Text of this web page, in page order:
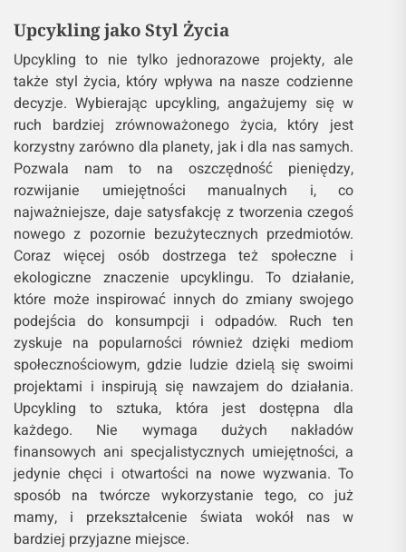
Upcykling jako Styl Życia
Upcykling to nie tylko jednorazowe projekty, ale
także styl życia, który wpływa na nasze codzienne
decyzje. Wybierając upcykling, angażujemy się w
ruch bardziej zrównoważonego życia, który jest
korzystny zarówno dla planety, jak i dla nas samych.
Pozwala nam to na oszczędność pieniędzy,
rozwijanie umiejętności manualnych i, co
najważniejsze, daje satysfakcję z tworzenia czegoś
nowego z pozornie bezużytecznych przedmiotów.
Coraz więcej osób dostrzega też społeczne i
ekologiczne znaczenie upcyklingu. To działanie,
które może inspirować innych do zmiany swojego
podejścia do konsumpcji i odpadów. Ruch ten
zyskuje na popularności również dzięki mediom
społecznościowym, gdzie ludzie dzielą się swoimi
projektami i inspirują się nawzajem do działania.
Upcykling to sztuka, która jest dostępna dla
każdego. Nie wymaga dużych nakładów
finansowych ani specjalistycznych umiejętności, a
jedynie chęci i otwartości na nowe wyzwania. To
sposób na twórcze wykorzystanie tego, co już
mamy, i przekształcenie świata wokół nas w
bardziej przyjazne miejsce.